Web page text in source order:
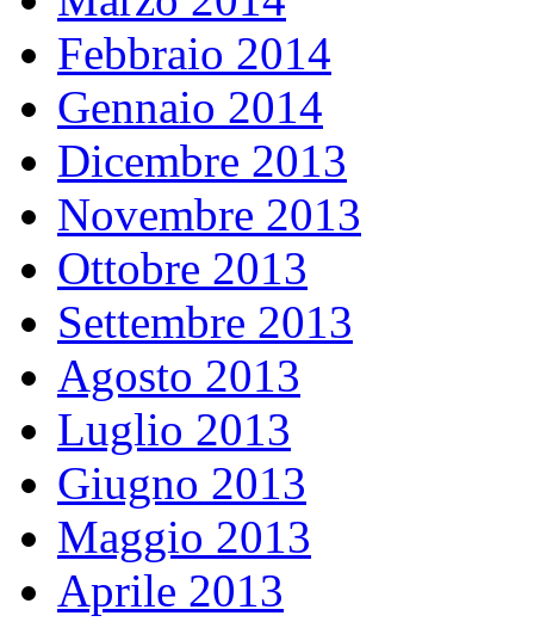
Febbraio 2014
Gennaio 2014
Dicembre 2013
Novembre 2013
Ottobre 2013
Settembre 2013
Agosto 2013
Luglio 2013
Giugno 2013
Maggio 2013
Aprile 2013